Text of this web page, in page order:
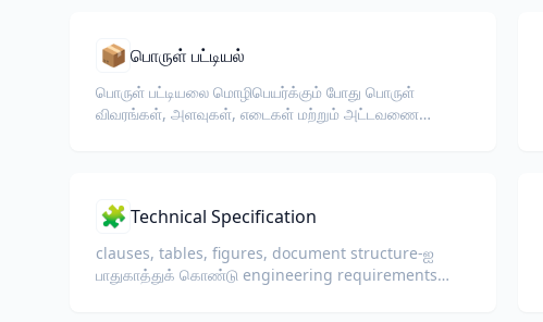
📦 பொருள் பட்டியல்
பொருள் பட்டியலை மொழிபெயர்க்கும் போது பொருள்
விவரங்கள், அளவுகள், எடைகள் மற்றும் அட்டவணை
🧩 Technical Specification
clauses, tables, figures, document structure-ஐ
பாதுகாத்துக் கொண்டு engineering requirements